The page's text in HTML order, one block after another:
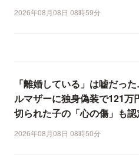
2026年08月08日 08時59分
「離婚している」は嘘だっ
ルマザーに独身偽装で121万
切られた子の「心の傷」も認
2026年08月08日 08時50分